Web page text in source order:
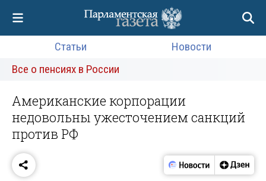
Статьи
Новости
Все о пенсиях в России
Американские корпорации
недовольны ужесточением санкций
против РФ